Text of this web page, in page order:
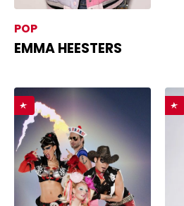
EMMA HEESTERS
POP